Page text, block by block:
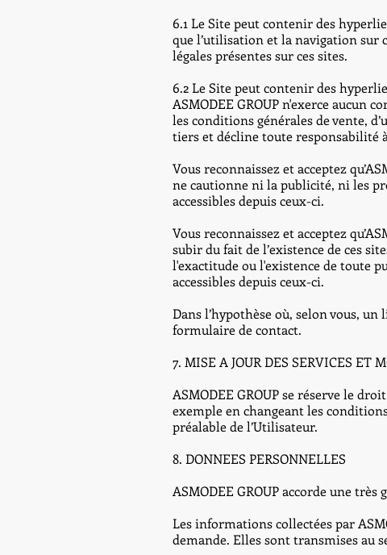
6.1 Le Site peut contenir des
que l’utilisation et la navigation sur
légales présentes sur ces sites.
6.2 Le Site peut contenir des
ASMODEE GROUP n'exerce aucun
les conditions générales de vente,
tiers et décline toute responsabilité
Vous reconnaissez et acceptez
ne cautionne ni la publicité, ni les
accessibles depuis ceux-ci.
Vous reconnaissez et acceptez
subir du fait de l’existence de ces
l'exactitude ou l'existence de toute
accessibles depuis ceux-ci.
Dans l’hypothèse où, selon vous,
formulaire de contact.
7. MISE A JOUR DES SERVICES ET
ASMODEE GROUP se réserve le
exemple en changeant les
préalable de l’Utilisateur.
8. DONNEES PERSONNELLES
ASMODEE GROUP accorde une
Les informations collectées par
demande. Elles sont transmises au